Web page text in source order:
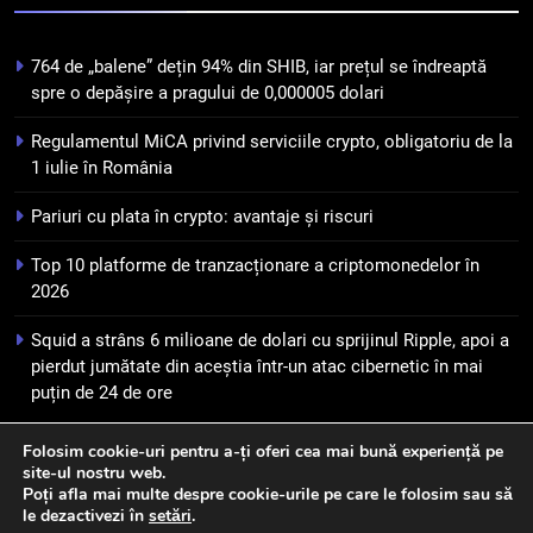
pierdut jumătate din aceștia
puțin de 24 de ore
STIRI
6
Banii digitali și arhitectura
încrederii: O nouă viziune asupra
7
WhiteBIT și FC Barcelona
pentru a stimula implicarea
fanilor și inovarea în domeniul
finanțelor digitale
8
Lavazza utilizează tehnologia
blockchain pentru a asigura
764 de „balene” dețin 94% din SHIB, iar prețul se îndreaptă
spre o depășire a pragului de 0,000005 dolari
Regulamentul MiCA privind serviciile crypto, obligatoriu de la
1 iulie în România
Pariuri cu plata în crypto: avantaje și riscuri
Top 10 platforme de tranzacționare a criptomonedelor în
2026
Squid a strâns 6 milioane de dolari cu sprijinul Ripple, apoi a
pierdut jumătate din aceștia într-un atac cibernetic în mai
puțin de 24 de ore
Newsmatic - News WordPress Theme 2026. Powered By
Folosim cookie-uri pentru a-ți oferi cea mai bună experiență pe
site-ul nostru web.
Poți afla mai multe despre cookie-urile pe care le folosim sau să
le dezactivezi în setări.